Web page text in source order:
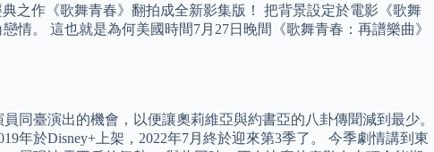
之作《歌舞青春》翻拍成全新影集版！ 把背景設定於電影《歌舞
情。 這也就是為何美國時間7月27日晚間《歌舞青春：再譜樂曲》
同臺演出的機會，以便讓奧莉維亞與約書亞的八卦傳聞減到最少。
年於Disney+上架，2022年7月終於迎來第3季了。 今季劇情講到東